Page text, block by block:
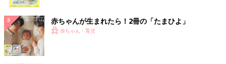
赤ちゃんが生まれたら！2冊の「たまひよ」
赤ちゃん・育児